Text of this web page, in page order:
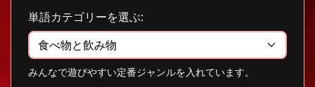
単語カテゴリーを選ぶ:
みんなで遊びやすい定番ジャンルを入れています。